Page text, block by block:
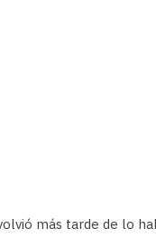
más tarde de lo